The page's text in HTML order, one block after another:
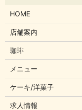
HOME
店舗案内
珈琲
メニュー
ケーキ/洋菓子
求人情報